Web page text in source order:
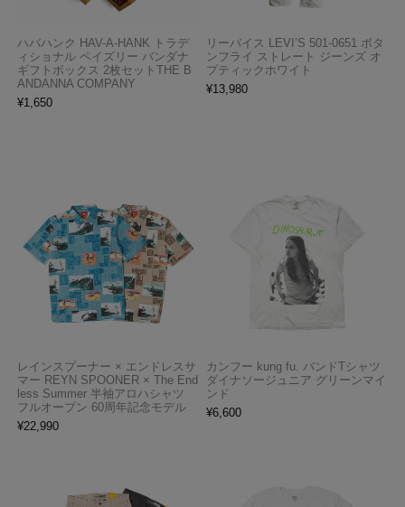
ハバハンク HAV-A-HANK トラデ
ィショナル ペイズリー バンダナ
ギフトボックス 2枚セットTHE B
ANDANNA COMPANY
¥1,650
リーバイス LEVI’S 501-0651 ボタ
ンフライ ストレート ジーンズ オ
プティックホワイト
¥13,980
レインスプーナー × エンドレスサ
マー REYN SPOONER × The End
less Summer 半袖アロハシャツ
フルオープン 60周年記念モデル
¥22,990
カンフー kung fu. バンドTシャツ
ダイナソージュニア グリーンマイ
ンド
¥6,600